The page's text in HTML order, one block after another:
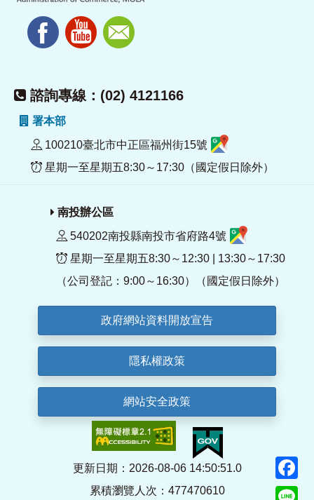
諮詢專線：(02) 4121166
署本部
100210臺北市中正區福州街15號
星期一至星期五8:30～17:30（國定假日除外）
南投辦公區
540202南投縣南投市省府路4號
星期一至星期五8:30～12:30 | 13:30～17:30
（公司登記：9:00～16:30）（國定假日除外）
政府網站資料開放宣告
隱私權政策
網站安全政策
更新日期：2026-08-06 14:50:51.0
累積瀏覽人次：477470610